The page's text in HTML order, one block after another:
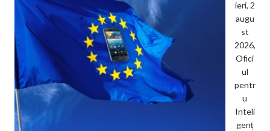
ieri, 2
augu
st
2026,
Ofici
ul
pentr
u
Inteli
genț